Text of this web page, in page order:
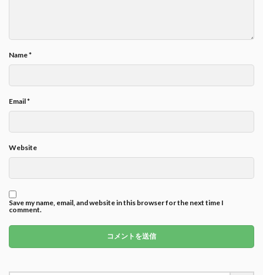
Name*
Email*
Website
Save my name, email, and website in this browser for the next time I
comment.